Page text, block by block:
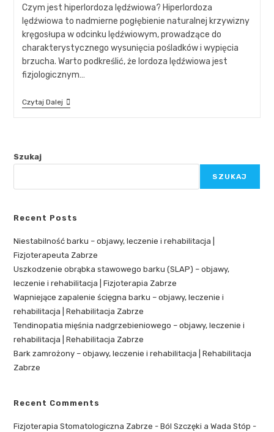
Czym jest hiperlordoza lędźwiowa? Hiperlordoza
lędźwiowa to nadmierne pogłębienie naturalnej krzywizny
kręgosłupa w odcinku lędźwiowym, prowadzące do
charakterystycznego wysunięcia pośladków i wypięcia
brzucha. Warto podkreślić, że lordoza lędźwiowa jest
fizjologicznym…
Czytaj Dalej
Szukaj
SZUKAJ
Recent Posts
Niestabilność barku – objawy, leczenie i rehabilitacja |
Fizjoterapeuta Zabrze
Uszkodzenie obrąbka stawowego barku (SLAP) – objawy,
leczenie i rehabilitacja | Fizjoterapia Zabrze
Wapniejące zapalenie ścięgna barku – objawy, leczenie i
rehabilitacja | Rehabilitacja Zabrze
Tendinopatia mięśnia nadgrzebieniowego – objawy, leczenie i
rehabilitacja | Rehabilitacja Zabrze
Bark zamrożony – objawy, leczenie i rehabilitacja | Rehabilitacja
Zabrze
Recent Comments
Fizjoterapia Stomatologiczna Zabrze - Ból Szczęki a Wada Stóp -